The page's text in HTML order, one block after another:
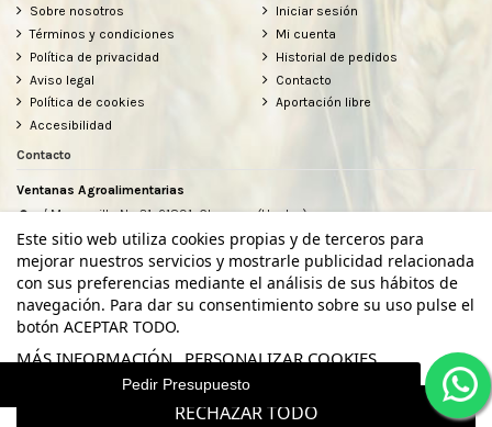
Pedir Presupuesto
Sobre nosotros
Términos y condiciones
Política de privacidad
Aviso legal
Política de cookies
Accesibilidad
Iniciar sesión
Mi cuenta
Historial de pedidos
Contacto
Aportación libre
Contacto
Ventanas Agroalimentarias
c/ Manzanilla Nº 31, 21891, Chucena (Huelva)
634912080
hola@ventanasagroalimentarias.com
Este sitio web utiliza cookies propias y de terceros para
mejorar nuestros servicios y mostrarle publicidad relacionada
con sus preferencias mediante el análisis de sus hábitos de
navegación. Para dar su consentimiento sobre su uso pulse el
botón ACEPTAR TODO.
MÁS INFORMACIÓN PERSONALIZAR COOKIES
RECHAZAR TODO